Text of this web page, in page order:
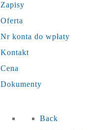
Zapisy
Oferta
Nr konta do wpłaty
Kontakt
Cena
Dokumenty
Back